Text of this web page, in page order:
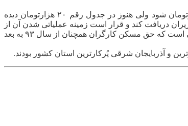
ادارات کار در حالی جدول ۲۰ گانه حقوق و مزایای امسال حداقل بگیران قانون کار را اعلام کرده‌اند که حق مسکن از سال گذشته قرار بود ۴۰ هزارتومان شود ولی هنوز در جدول رقم ۲۰ هزارتومان دیده
داده بزوی مصوبه افزایش حق مسکن از ۲۰ هزار تومان به ۴۰ هزار تومان را از هیات وزیران دریافت کند و قرار است زمینه عملیاتی شدن آن از
فروردین ماه امسال فراهم شود، اما پیگیری های خبرنگار مهر از برخی ادارات کار نشان می دهد که هنوز چنین موضوعی مطرح نیست و این به آن معنی است که حق مسکن کارگران همچنان از سال ۹۳ به بعد